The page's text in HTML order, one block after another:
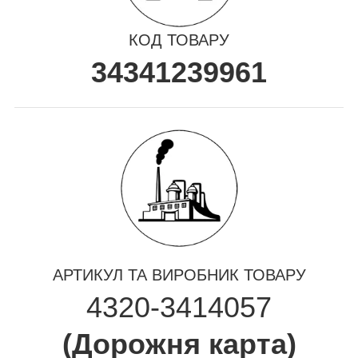
КОД ТОВАРУ
34341239961
АРТИКУЛ ТА ВИРОБНИК ТОВАРУ
4320-3414057
(Дорожня карта)